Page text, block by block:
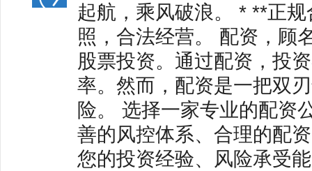
起航，乘风破浪。 * **正
照，合法经营。 配资，顾
股票投资。通过配资，投
率。然而，配资是一把双
险。 选择一家专业的配资
善的风控体系、合理的配
您的投资经验、风险承受